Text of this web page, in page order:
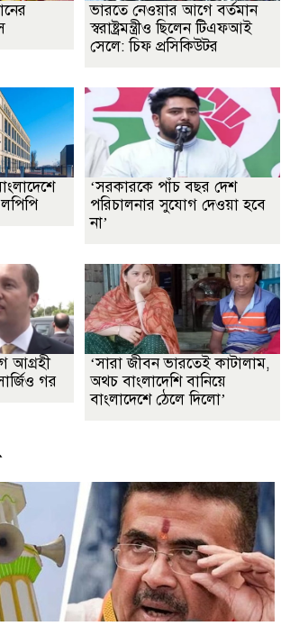
ভারতে নেওয়ার আগে বর্তমান
স্বরাষ্ট্রমন্ত্রীও ছিলেন টিএফআই
সেলে: চিফ প্রসিকিউটর
‘সরকারকে পাঁচ বছর দেশ
পরিচালনার সুযোগ দেওয়া হবে
না’
আগ্রহী
গর
‘সারা জীবন ভারতেই কাটালাম,
অথচ বাংলাদেশি বানিয়ে
বাংলাদেশে ঠেলে দিলো’